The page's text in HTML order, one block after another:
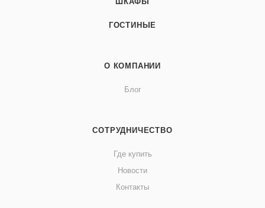
ГОСТИНЫЕ
О КОМПАНИИ
Блог
СОТРУДНИЧЕСТВО
Где купить
Новости
Контакты